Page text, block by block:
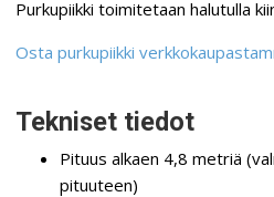
Purkupiikki toimitetaan halutulla
Osta purkupiikki
Tekniset tiedot
Pituus alkaen 4,8 metriä
pituuteen)